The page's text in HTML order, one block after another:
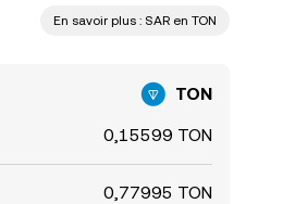
En savoir plus : SAR en TON
TON
0,15599 TON
0,77995 TON